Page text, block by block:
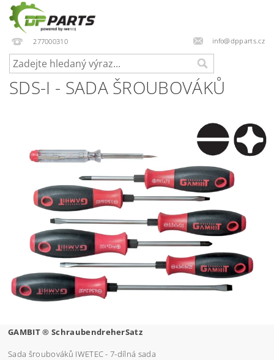
277000310 info@dpparts.cz
SDS-I - SADA ŠROUBOVÁKŮ
GAMBIT ® SchraubendreherSatz
Sada šroubováků IWETEC - 7-dílná sada